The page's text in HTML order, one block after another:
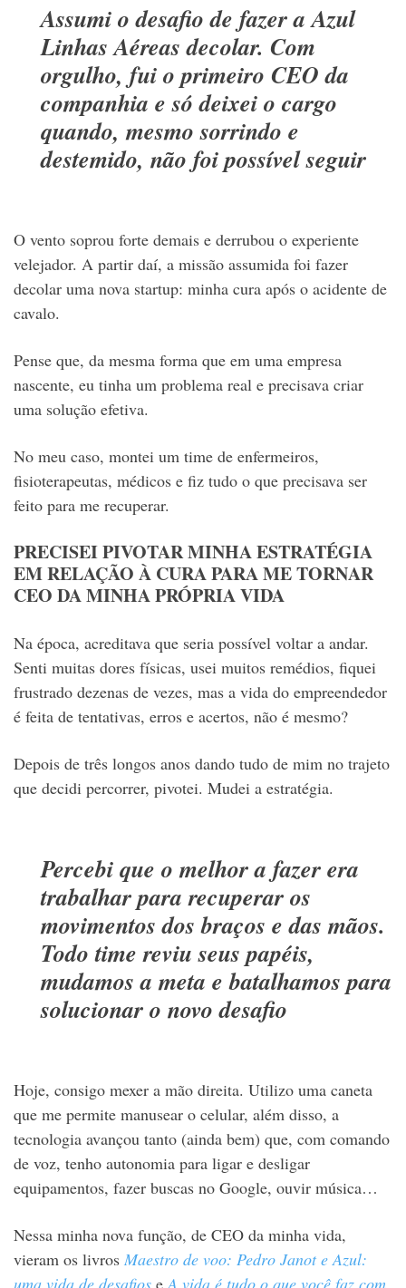
Assumi o desafio de fazer a Azul
Linhas Aéreas decolar. Com
orgulho, fui o primeiro CEO da
companhia e só deixei o cargo
quando, mesmo sorrindo e
destemido, não foi possível seguir
O vento soprou forte demais e derrubou o experiente
velejador. A partir daí, a missão assumida foi fazer
decolar uma nova startup: minha cura após o acidente de
cavalo.
Pense que, da mesma forma que em uma empresa
nascente, eu tinha um problema real e precisava criar
uma solução efetiva.
No meu caso, montei um time de enfermeiros,
fisioterapeutas, médicos e fiz tudo o que precisava ser
feito para me recuperar.
PRECISEI PIVOTAR MINHA ESTRATÉGIA
EM RELAÇÃO À CURA PARA ME TORNAR
CEO DA MINHA PRÓPRIA VIDA
Na época, acreditava que seria possível voltar a andar.
Senti muitas dores físicas, usei muitos remédios, fiquei
frustrado dezenas de vezes, mas a vida do empreendedor
é feita de tentativas, erros e acertos, não é mesmo?
Depois de três longos anos dando tudo de mim no trajeto
que decidi percorrer, pivotei. Mudei a estratégia.
Percebi que o melhor a fazer era
trabalhar para recuperar os
movimentos dos braços e das mãos.
Todo time reviu seus papéis,
mudamos a meta e batalhamos para
solucionar o novo desafio
Hoje, consigo mexer a mão direita. Utilizo uma caneta
que me permite manusear o celular, além disso, a
tecnologia avançou tanto (ainda bem) que, com comando
de voz, tenho autonomia para ligar e desligar
equipamentos, fazer buscas no Google, ouvir música…
Nessa minha nova função, de CEO da minha vida,
vieram os livros Maestro de voo: Pedro Janot e Azul:
uma vida de desafios e A vida é tudo o que você faz com